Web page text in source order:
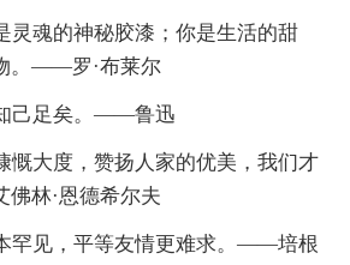
灵魂的神秘胶漆；你是生活的甜
。——罗·布莱尔
己足矣。——鲁迅
慨大度，赞扬人家的优美，我们才
林·恩德希尔夫
罕见，平等友情更难求。——培根